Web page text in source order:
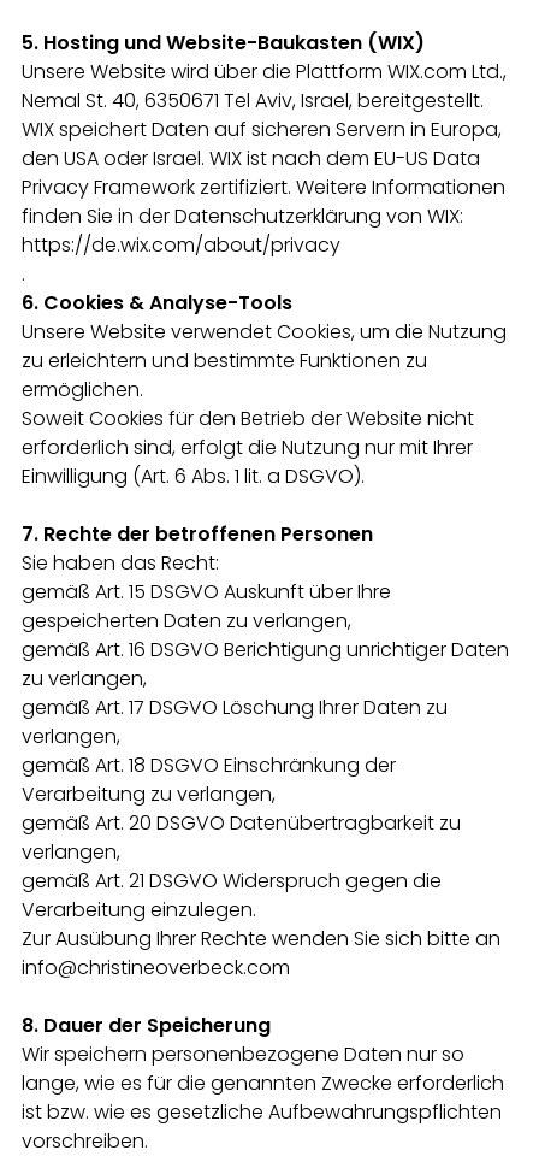
5. Hosting und Website-Baukasten (WIX)
Unsere Website wird über die Plattform WIX.com Ltd.,
Nemal St. 40, 6350671 Tel Aviv, Israel, bereitgestellt.
WIX speichert Daten auf sicheren Servern in Europa,
den USA oder Israel. WIX ist nach dem EU-US Data
Privacy Framework zertifiziert. Weitere Informationen
finden Sie in der Datenschutzerklärung von WIX:
https://de.wix.com/about/privacy
.
6. Cookies & Analyse-Tools
Unsere Website verwendet Cookies, um die Nutzung
zu erleichtern und bestimmte Funktionen zu
ermöglichen.
Soweit Cookies für den Betrieb der Website nicht
erforderlich sind, erfolgt die Nutzung nur mit Ihrer
Einwilligung (Art. 6 Abs. 1 lit. a DSGVO).
7. Rechte der betroffenen Personen
Sie haben das Recht:
gemäß Art. 15 DSGVO Auskunft über Ihre
gespeicherten Daten zu verlangen,
gemäß Art. 16 DSGVO Berichtigung unrichtiger Daten
zu verlangen,
gemäß Art. 17 DSGVO Löschung Ihrer Daten zu
verlangen,
gemäß Art. 18 DSGVO Einschränkung der
Verarbeitung zu verlangen,
gemäß Art. 20 DSGVO Datenübertragbarkeit zu
verlangen,
gemäß Art. 21 DSGVO Widerspruch gegen die
Verarbeitung einzulegen.
Zur Ausübung Ihrer Rechte wenden Sie sich bitte an
info@christineoverbeck.com
8. Dauer der Speicherung
Wir speichern personenbezogene Daten nur so
lange, wie es für die genannten Zwecke erforderlich
ist bzw. wie es gesetzliche Aufbewahrungspflichten
vorschreiben.